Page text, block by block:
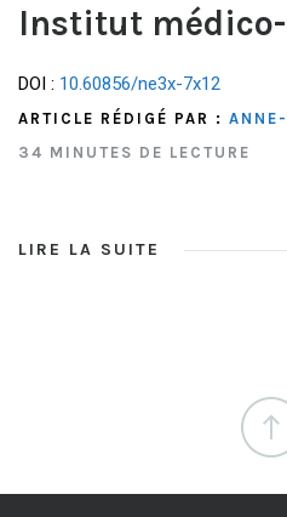
Institut
DOI : 10.60856/ne3x-7x12
ARTICLE RÉDIGÉ PAR :
34 MINUTES DE LECTURE
LIRE LA SUITE